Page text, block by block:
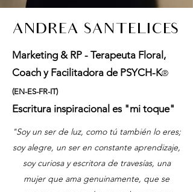
ANDREA SANTELICES
Marketing & RP - Terapeuta Floral,
Coach y Facilitadora de PSYCH-K®
(EN-ES-FR-IT)
Escritura inspiracional es "mi toque"
"Soy un ser de luz, como tú también lo eres;
soy alegre, un ser en constante aprendizaje,
soy curiosa y escritora de travesías, una
mujer que ama genuinamente, que se